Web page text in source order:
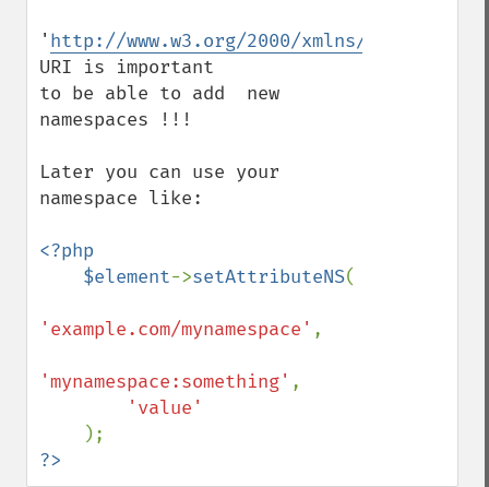
' http://www.w3.org/2000/xmlns/
URI is important
to be able to add  new
namespaces !!!
Later you can use your
namespace like:
<?php
    $element
->setAttributeNS(
'example.com/mynamespace' ,
'mynamespace:something' ,
'value'
?>